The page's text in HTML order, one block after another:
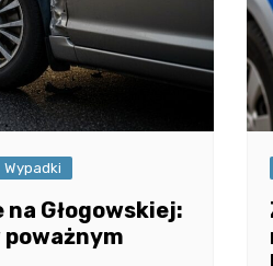
Wypadki
na Głogowskiej: